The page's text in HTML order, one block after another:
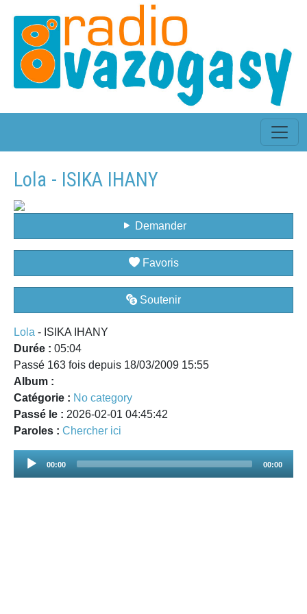
Lola - ISIKA IHANY
Demander
Favoris
Soutenir
Lola - ISIKA IHANY
Durée : 05:04
Passé 163 fois depuis 18/03/2009 15:55
Album :
Catégorie : No category
Passé le : 2026-02-01 04:45:42
Paroles : Chercher ici
Audio
00:00 00:00